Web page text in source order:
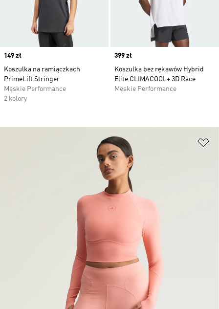
Price
149 zł
Koszulka na ramiączkach
PrimeLift Stringer
Męskie Performance
2 kolory
Price
399 zł
Koszulka bez rękawów Hybrid
Elite CLIMACOOL+ 3D Race
Męskie Performance